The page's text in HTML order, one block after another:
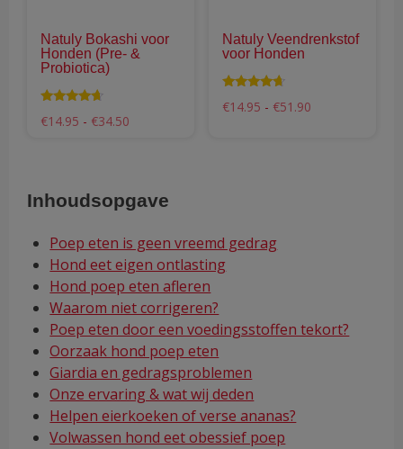
Natuly Bokashi voor
Honden (Pre- &
Probiotica)
4.46
€14.95 - €34.50
worden
productpagina
Natuly Veendrenkstof
voor Honden
4.50
€14.95 - €51.90Prijsklasse:
Inhoudsopgave
Poep eten is geen vreemd gedrag
Hond eet eigen ontlasting
Hond poep eten afleren
Waarom niet corrigeren?
Poep eten door een voedingsstoffen tekort?
Oorzaak hond poep eten
Giardia en gedragsproblemen
Onze ervaring & wat wij deden
Helpen eierkoeken of verse ananas?
Volwassen hond eet obessief poep